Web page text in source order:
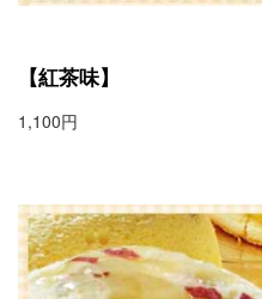
【紅茶味】
1,100円